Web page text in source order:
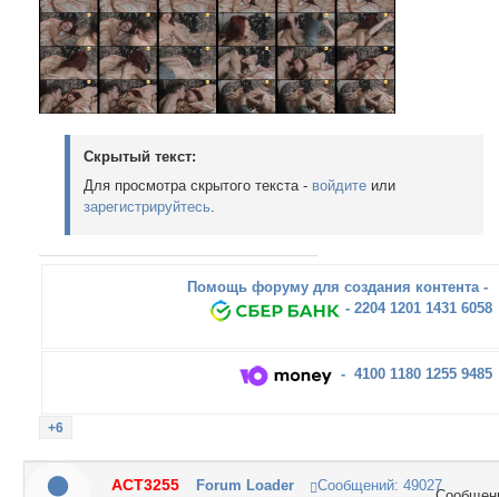
Скрытый текст:
Для просмотра скрытого текста - войдите или
зарегистрируйтесь.
Помощь форуму для создания контента -
- 2204 1201 1431 6058
- 4100 1180 1255 9485
+6
ACT3255 Forum Loader Сообщений: 49027